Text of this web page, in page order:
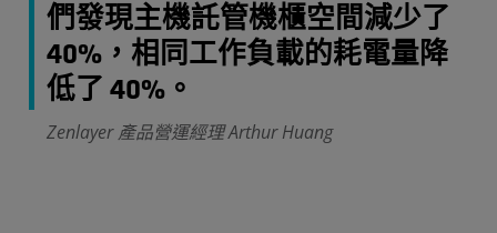
們發現主機託管機櫃空間減少了
40%，相同工作負載的耗電量降
低了 40%。
Zenlayer 產品營運經理 Arthur Huang